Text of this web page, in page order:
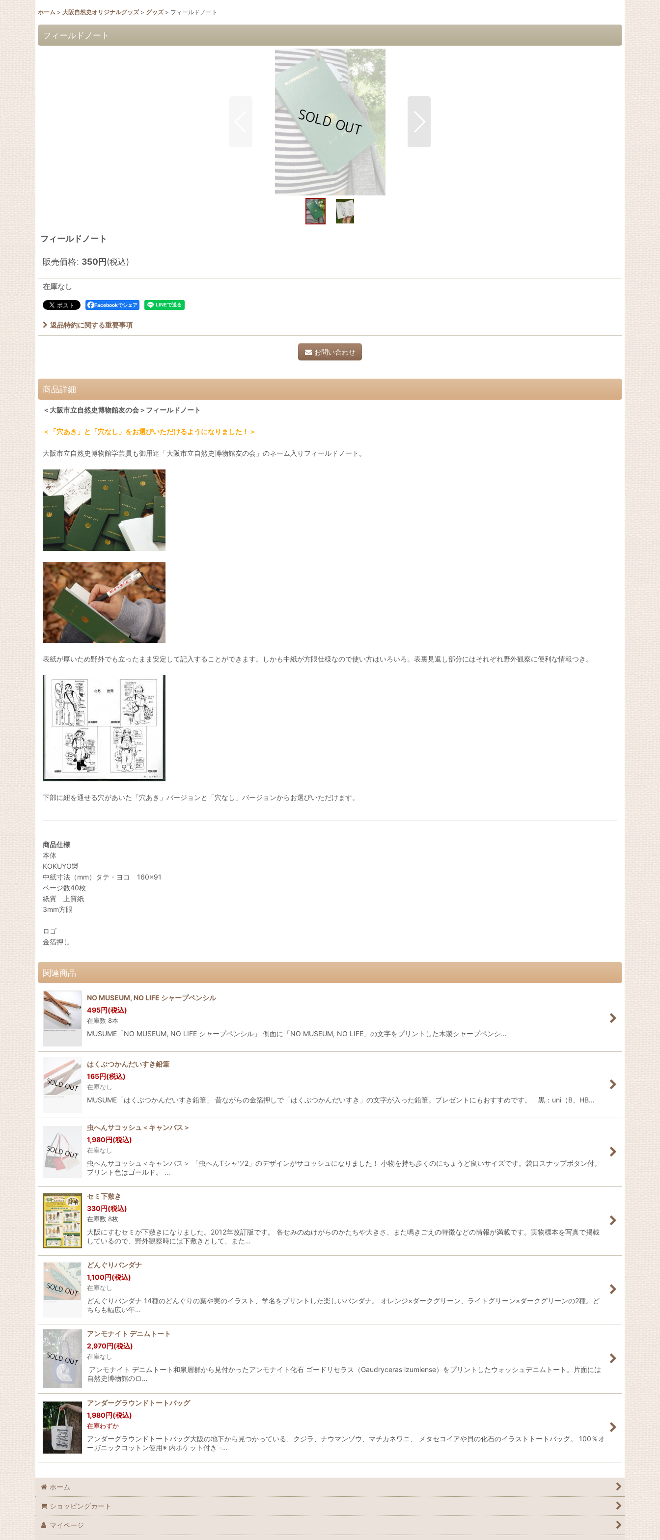
ホーム > 大阪自然史オリジナルグッズ > グッズ > フィールドノート
フィールドノート
フィールドノート
販売価格: 350円(税込)
在庫なし
Facebookでシェア
返品特約に関する重要事項
お問い合わせ
商品詳細
＜大阪市立自然史博物館友の会＞フィールドノート
＜「穴あき」と「穴なし」をお選びいただけるようになりました！＞
大阪市立自然史博物館学芸員も御用達「大阪市立自然史博物館友の会」のネーム入りフィールドノート。
表紙が厚いため野外でも立ったまま安定して記入することができます。しかも中紙が方眼仕様なので使い方はいろいろ。表裏見返し部分にはそれぞれ野外観察に便利な情報つき。
下部に紐を通せる穴があいた「穴あき」バージョンと「穴なし」バージョンからお選びいただけます。
商品仕様
本体
KOKUYO製
中紙寸法（mm）タテ・ヨコ 160×91
ページ数40枚
紙質 上質紙
3mm方眼
ロゴ
金箔押し
関連商品
NO MUSEUM, NO LIFE シャープペンシル
495円(税込)
在庫数 8本
MUSUME「NO MUSEUM, NO LIFE シャープペンシル」 側面に「NO MUSEUM, NO LIFE」の文字をプリントした木製シャープペンシ…
はくぶつかんだいすき鉛筆
165円(税込)
在庫なし
MUSUME「はくぶつかんだいすき鉛筆」 昔ながらの金箔押しで「はくぶつかんだいすき」の文字が入った鉛筆。プレゼントにもおすすめです。 黒：uni（B、HB…
虫へんサコッシュ＜キャンバス＞
1,980円(税込)
在庫なし
虫へんサコッシュ＜キャンバス＞ 「虫へんTシャツ2」のデザインがサコッシュになりました！ 小物を持ち歩くのにちょうど良いサイズです。袋口スナップボタン付。
プリント色はゴールド。 …
セミ下敷き
330円(税込)
在庫数 8枚
大阪にすむセミが下敷きになりました。2012年改訂版です。 各せみのぬけがらのかたちや大きさ、また鳴きごえの特徴などの情報が満載です。実物標本を写真で掲載
しているので、野外観察時には下敷きとして、また…
どんぐりバンダナ
1,100円(税込)
在庫なし
どんぐりバンダナ 14種のどんぐりの葉や実のイラスト、学名をプリントした楽しいバンダナ。 オレンジ×ダークグリーン、ライトグリーン×ダークグリーンの2種。ど
ちらも幅広い年…
アンモナイト デニムトート
2,970円(税込)
在庫なし
アンモナイト デニムトート和泉層群から見付かったアンモナイト化石 ゴードリセラス（Gaudryceras izumiense）をプリントしたウォッシュデニムトート。片面には
自然史博物館のロ…
アンダーグラウンドトートバッグ
1,980円(税込)
在庫わずか
アンダーグラウンドトートバッグ大阪の地下から見つかっている、クジラ、ナウマンゾウ、マチカネワニ、 メタセコイアや貝の化石のイラストトートバッグ。 100％オ
ーガニックコットン使用※ 内ポケット付き -…
ホーム
ショッピングカート
マイページ